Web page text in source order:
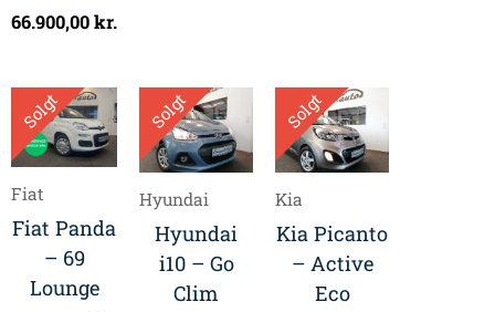
66.900,00kr.
Solgt
Fiat
Fiat Panda
– 69
Lounge
Solgt
Hyundai
Hyundai
i10 – Go
Clim
Solgt
Kia
Kia Picanto
– Active
Eco